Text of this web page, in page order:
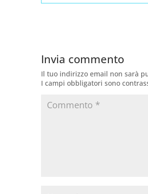
Invia commento
Il tuo indirizzo email non sarà
I campi obbligatori sono